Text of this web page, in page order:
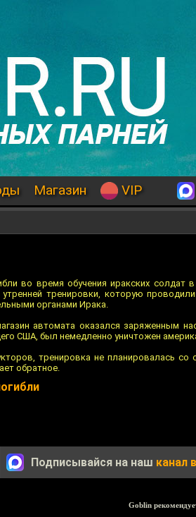
Магазин VIP
во время обучения иракских солдат
тренировки, которую
органами Ирака.
автомата оказался заряженным
США, был немедленно уничтожен
тренировка не планировалась
обратное.
Подписывайся на наш канал
Goblin